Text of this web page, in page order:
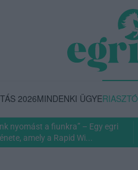
2026MINDENKI ÜGYERIASZTÓ
nyomást a fiunkra” – Egy egri
amely a Rapid Wi...